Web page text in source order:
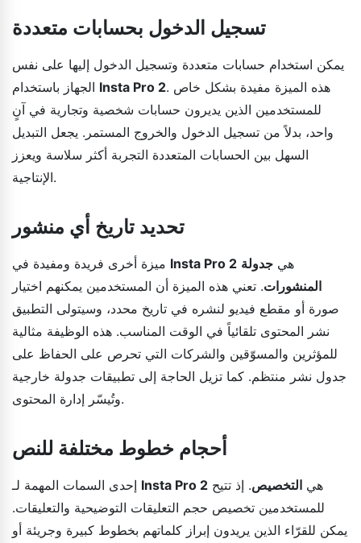
تسجيل الدخول بحسابات متعددة
يمكن استخدام حسابات متعددة وتسجيل الدخول إليها على نفس
Insta Pro 2. هذه الميزة مفيدة بشكل خاص
للمستخدمين الذين يديرون حسابات شخصية وتجارية في آنٍ
واحد، بدلاً من تسجيل الدخول والخروج المستمر. يجعل التبديل
السهل بين الحسابات المتعددة التجربة أكثر سلاسة ويعزز
الإنتاجية.
تحديد تاريخ أي منشور
Insta Pro 2 هي جدولة
المنشورات. تعني هذه الميزة أن المستخدمين يمكنهم اختيار
صورة أو مقطع فيديو لنشره في تاريخ محدد، وسيتولى التطبيق
نشر المحتوى تلقائياً في الوقت المناسب. هذه الوظيفة مثالية
للمؤثرين والمسوّقين والشركات التي تحرص على الحفاظ على
جدول نشر منتظم. كما تزيل الحاجة إلى تطبيقات جدولة خارجية
وتُيسّر إدارة المحتوى.
أحجام خطوط مختلفة للنص
Insta Pro 2 هي التخصيص. إذ تتيح
للمستخدمين تخصيص حجم التعليقات التوضيحية والتعليقات.
يمكن للقرّاء الذين يريدون إبراز كلماتهم بخطوط كبيرة وجريئة أو